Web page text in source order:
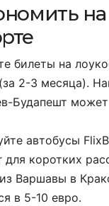
на
билеты на
2-3 месяца).
Будапешт
автобусы
для коротких
Варшавы в
в 5-10 евро.